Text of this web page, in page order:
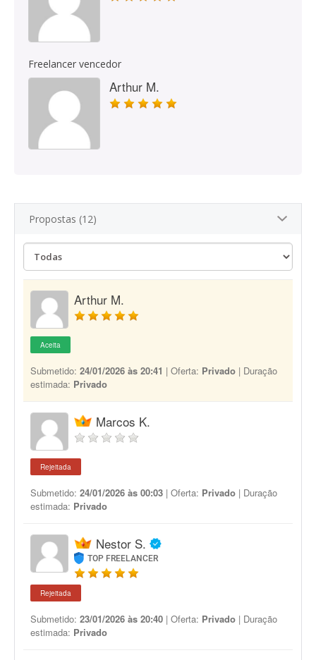
Freelancer vencedor
Arthur M.
Propostas (12)
Arthur M.
Aceita
Submetido: 24/01/2026 às 20:41 | Oferta: Privado | Duração
estimada: Privado
Marcos K.
Rejeitada
Submetido: 24/01/2026 às 00:03 | Oferta: Privado | Duração
estimada: Privado
Nestor S.
TOP FREELANCER
Rejeitada
Submetido: 23/01/2026 às 20:40 | Oferta: Privado | Duração
estimada: Privado